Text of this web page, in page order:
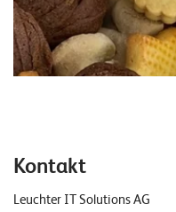
Kontakt
Leuchter IT Solutions AG